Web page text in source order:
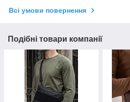
Всі умови повернення
Подібні товари компанії